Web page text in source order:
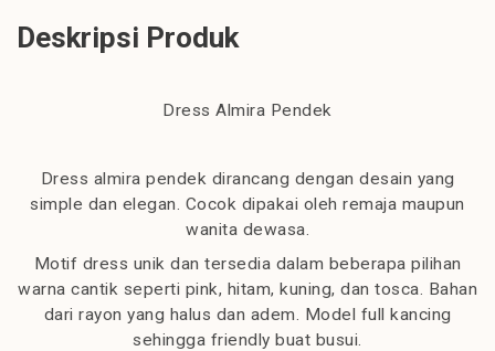
Deskripsi Produk
Dress Almira Pendek
Dress almira pendek dirancang dengan desain yang
simple dan elegan. Cocok dipakai oleh remaja maupun
wanita dewasa.
Motif dress unik dan tersedia dalam beberapa pilihan
warna cantik seperti pink, hitam, kuning, dan tosca. Bahan
dari rayon yang halus dan adem. Model full kancing
sehingga friendly buat busui.